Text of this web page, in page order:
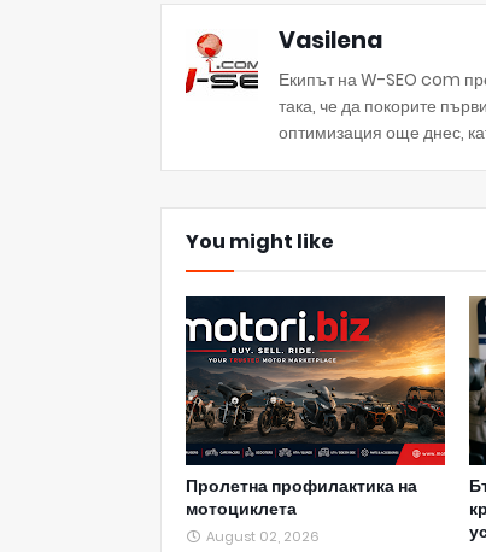
Vasilena
Екипът на W-SEO com
така, че да покорите
оптимизация още днес,
You might like
Пролетна профилактика на
мотоциклета
August 02, 2026